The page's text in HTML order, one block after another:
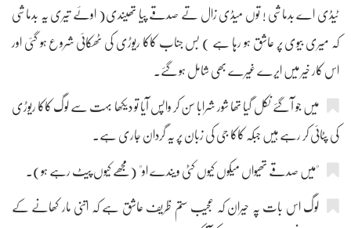
ٹیڈی اے بدماشی ! توں میڈی زال تے صدقے پیا تھیندی( اوئے تیری یہ بدماشی
کہ میری بیوی پر عاشق ہو رہا ہے ) بس جناب کاکا ریوڑی کی ٹھکائی شروع ہو گئی اور
اس کار خیر میں ایرے غیرے بھی شامل ہو گئے۔
میں جو آ گئے نکل گیا تھا شور شرابا سن کر واپس آیا تو دیکھا بہت سے لوگ کاکا ریوڑی
کی پٹائی کر رہے ہیں جبکہ کاکا جی کی زبان پر یہ گردان جاری ہے۔
"میں صدقے تھیواں میکوں کیوں کٹی ویندے او" (مجھے کیوں پیٹ رہے ہو)۔
لوگ اس بات پہ حیران کہ عجیب ستم ظریف عاشق ہے کہ اتنی مار کھانے کے